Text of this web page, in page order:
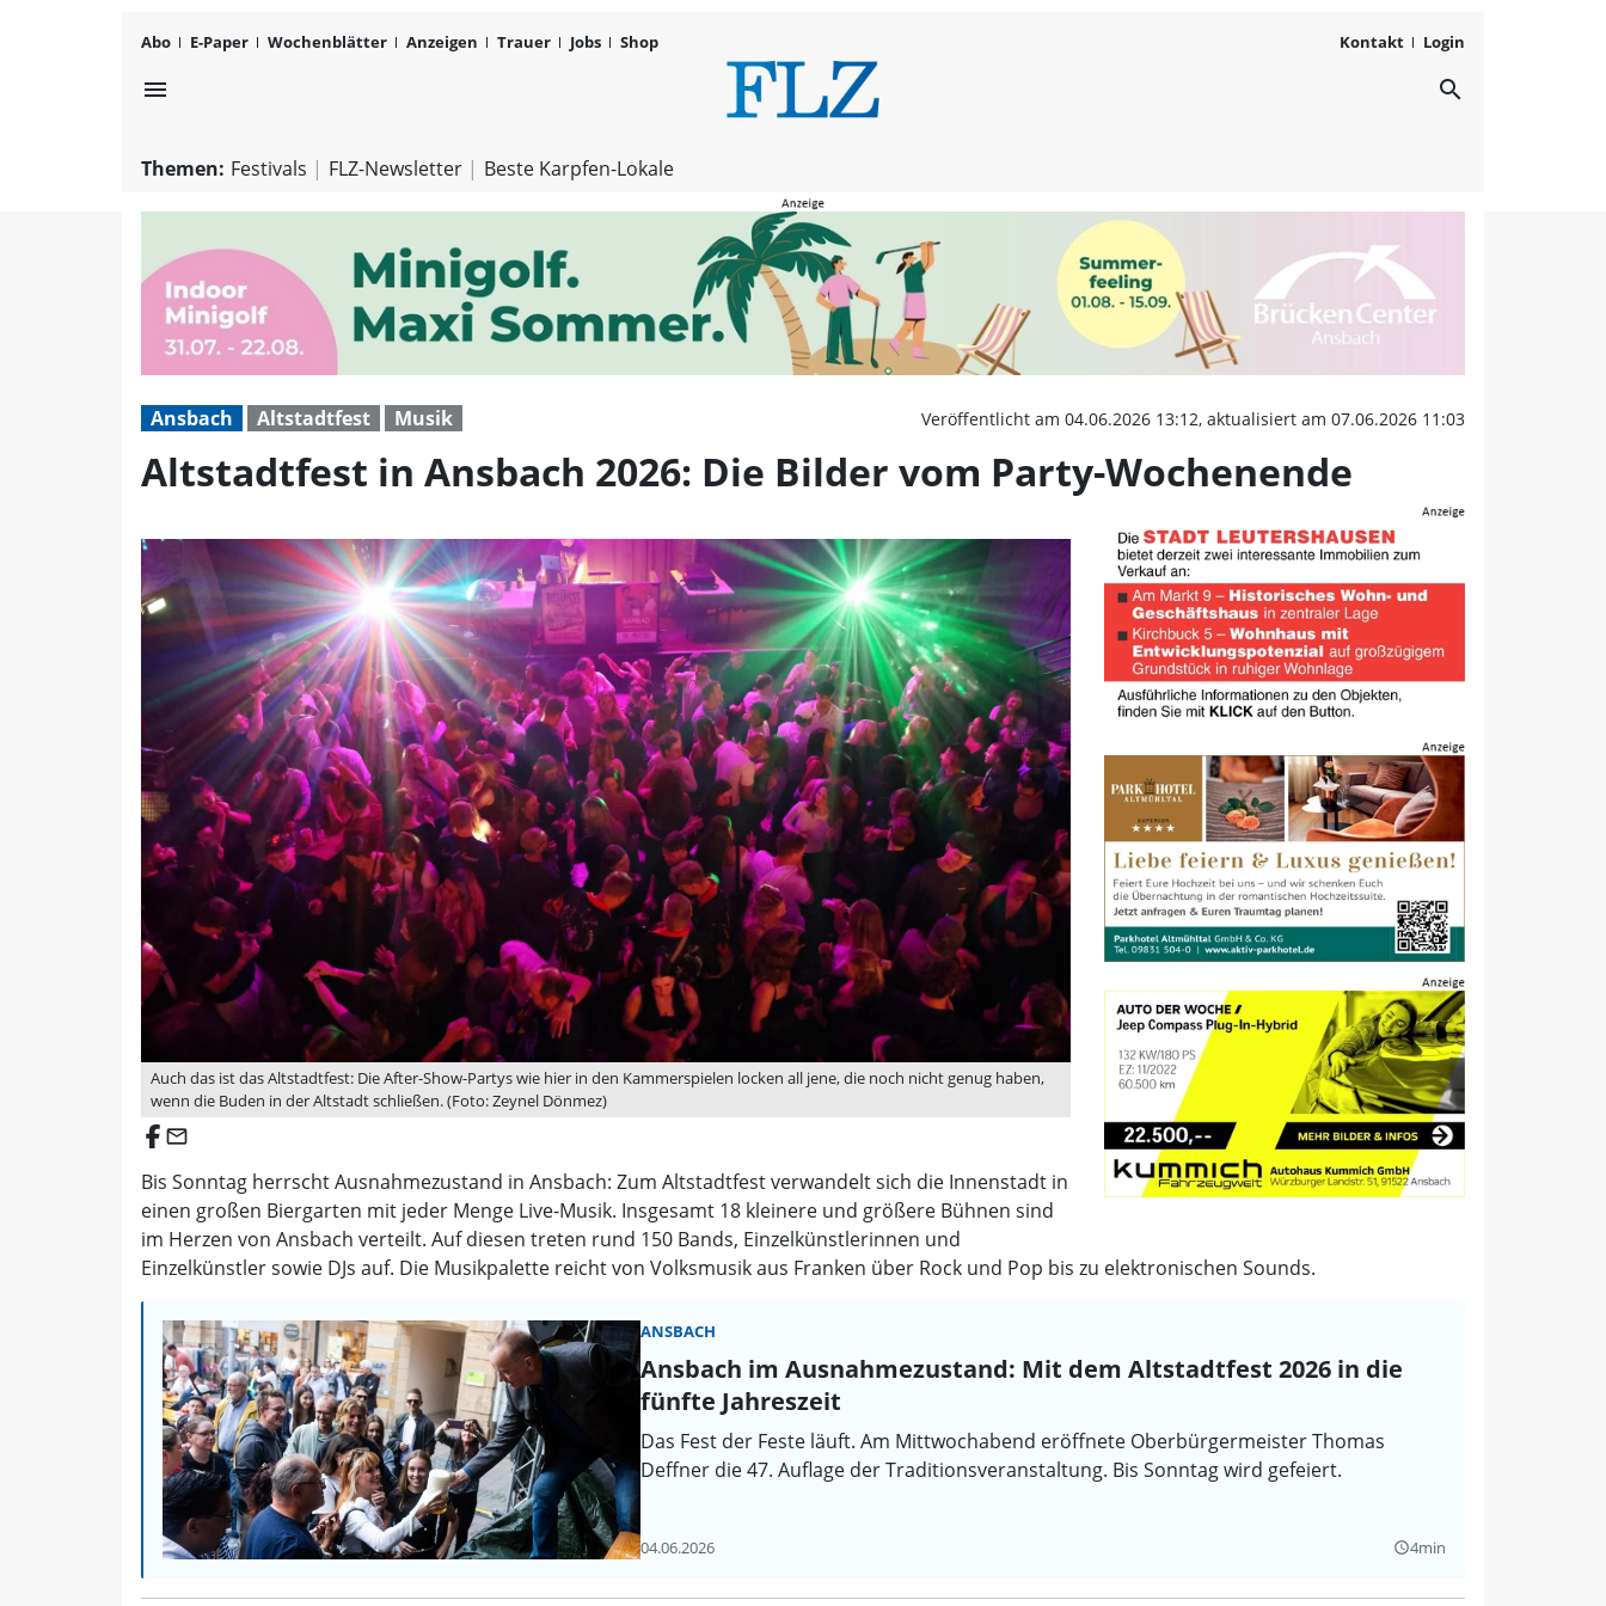
Abo E-Paper Wochenblätter Anzeigen Trauer Jobs Shop Kontakt Login
menu Altstadtfest in Ansbach 2026: Die
search
Themen: Festivals FLZ-Newsletter Beste Karpfen-Lokale
Ansbach Altstadtfest Musik Veröffentlicht am 04.06.2026 13:12, aktualisiert am 07.06.2026 11:03
Altstadtfest in Ansbach 2026: Die Bilder vom Party-Wochenende
Auch das ist das Altstadtfest: Die After-Show-Partys wie hier in den Kammerspielen locken all jene, die noch nicht genug haben,
wenn die Buden in der Altstadt schließen. (Foto: Zeynel Dönmez)
email
Bis Sonntag herrscht Ausnahmezustand in Ansbach: Zum Altstadtfest verwandelt sich die Innenstadt in
einen großen Biergarten mit jeder Menge Live-Musik. Insgesamt 18 kleinere und größere Bühnen sind
im Herzen von Ansbach verteilt. Auf diesen treten rund 150 Bands, Einzelkünstlerinnen und
Einzelkünstler sowie DJs auf. Die Musikpalette reicht von Volksmusik aus Franken über Rock und Pop bis zu elektronischen Sounds.
ANSBACH
Ansbach im Ausnahmezustand: Mit dem Altstadtfest 2026 in die
fünfte Jahreszeit
Das Fest der Feste läuft. Am Mittwochabend eröffnete Oberbürgermeister Thomas
Deffner die 47. Auflage der Traditionsveranstaltung. Bis Sonntag wird gefeiert.
04.06.2026 query_builder4min